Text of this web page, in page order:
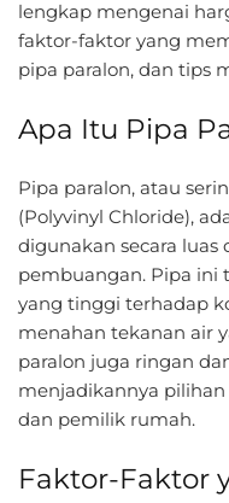
lengkap mengenai
faktor-faktor yang
pipa paralon, dan tips
Apa Itu Pipa
Pipa paralon, atau
(Polyvinyl Chloride),
digunakan secara luas
pembuangan. Pipa ini
yang tinggi terhadap
menahan tekanan air
paralon juga ringan
menjadikannya
dan pemilik rumah.
Faktor-Faktor